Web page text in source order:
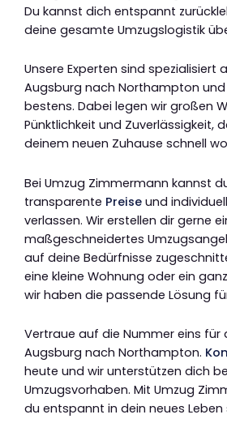
Du kannst dich entspannt
deine gesamte Umzugslogistik
Unsere Experten sind spezialisiert
Augsburg nach Northampton und
bestens. Dabei legen wir großen
Pünktlichkeit und Zuverlässigkeit,
deinem neuen Zuhause schnell
Bei Umzug Zimmermann kannst
transparente Preise und
verlassen. Wir erstellen dir gerne
maßgeschneidertes
auf deine Bedürfnisse
eine kleine Wohnung oder ein
wir haben die passende Lösung
Vertraue auf die Nummer eins für
Augsburg nach Northampton.
heute und wir unterstützen dich
Umzugsvorhaben. Mit Umzug
du entspannt in dein neues